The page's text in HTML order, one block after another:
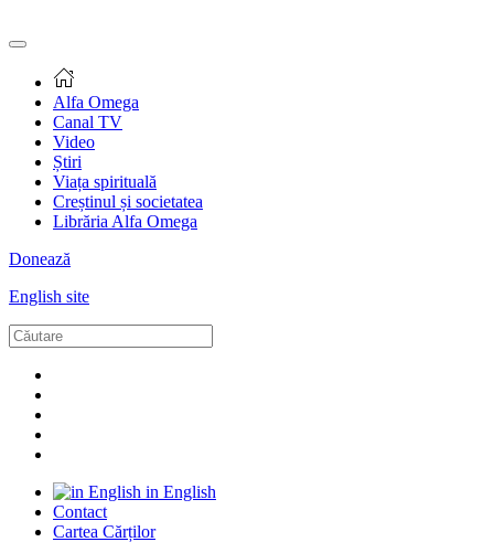
Alfa Omega
Canal TV
Video
Știri
Viața spirituală
Creștinul și societatea
Librăria Alfa Omega
Donează
English site
in English
Contact
Cartea Cărților